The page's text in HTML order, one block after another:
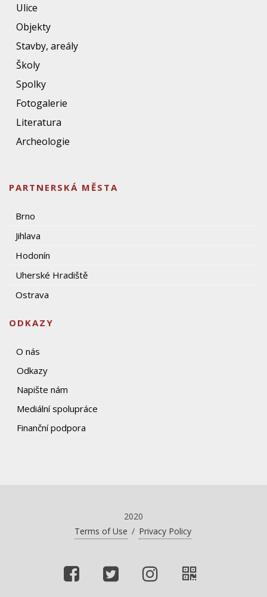
Ulice
Objekty
Stavby, areály
Školy
Spolky
Fotogalerie
Literatura
Archeologie
PARTNERSKÁ MĚSTA
Brno
Jihlava
Hodonín
Uherské Hradiště
Ostrava
ODKAZY
O nás
Odkazy
Napište nám
Mediální spolupráce
Finanční podpora
2020
Terms of Use / Privacy Policy